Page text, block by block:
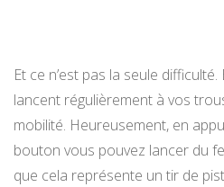
Et ce n’est pas la seule
lancent régulièrement à vos
mobilité. Heureusement, en
bouton vous pouvez lancer du
que cela représente un tir de